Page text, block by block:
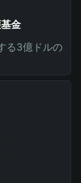
金
る3億ドルの